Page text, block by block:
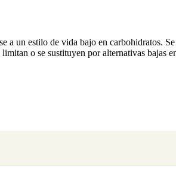
a un estilo de vida bajo en carbohidratos.
o se sustituyen por alternativas bajas